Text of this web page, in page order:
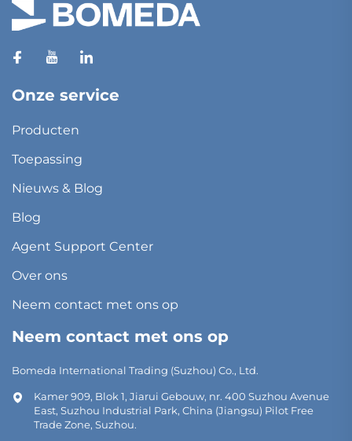
Onze service
Producten
Toepassing
Nieuws & Blog
Blog
Agent Support Center
Over ons
Neem contact met ons op
Neem contact met ons op
Bomeda International Trading (Suzhou) Co., Ltd.
Kamer 909, Blok 1, Jiarui Gebouw, nr. 400 Suzhou Avenue
East, Suzhou Industrial Park, China (Jiangsu) Pilot Free
Trade Zone, Suzhou.